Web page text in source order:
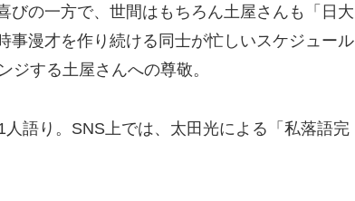
びの一方で、世間はもちろん土屋さんも「日大
事漫才を作り続ける同士が忙しいスケジュール
ジする土屋さんへの尊敬。
語り。SNS上では、太田光による「私落語完